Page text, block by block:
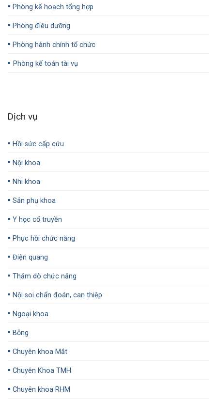
▪️ Phòng kế hoạch tổng hợp
▪️ Phòng điều dưỡng
▪️ Phòng hành chính tổ chức
▪️ Phòng kế toán tài vụ
Dịch vụ
▪️ Hồi sức cấp cứu
▪️ Nội khoa
▪️ Nhi khoa
▪️ Sản phụ khoa
▪️ Y học cổ truyền
▪️ Phục hồi chức năng
▪️ Điện quang
▪️ Thăm dò chức năng
▪️ Nội soi chẩn đoán, can thiệp
▪️ Ngoại khoa
▪️ Bỏng
▪️ Chuyên khoa Mắt
▪️ Chuyên Khoa TMH
▪️ Chuyên khoa RHM